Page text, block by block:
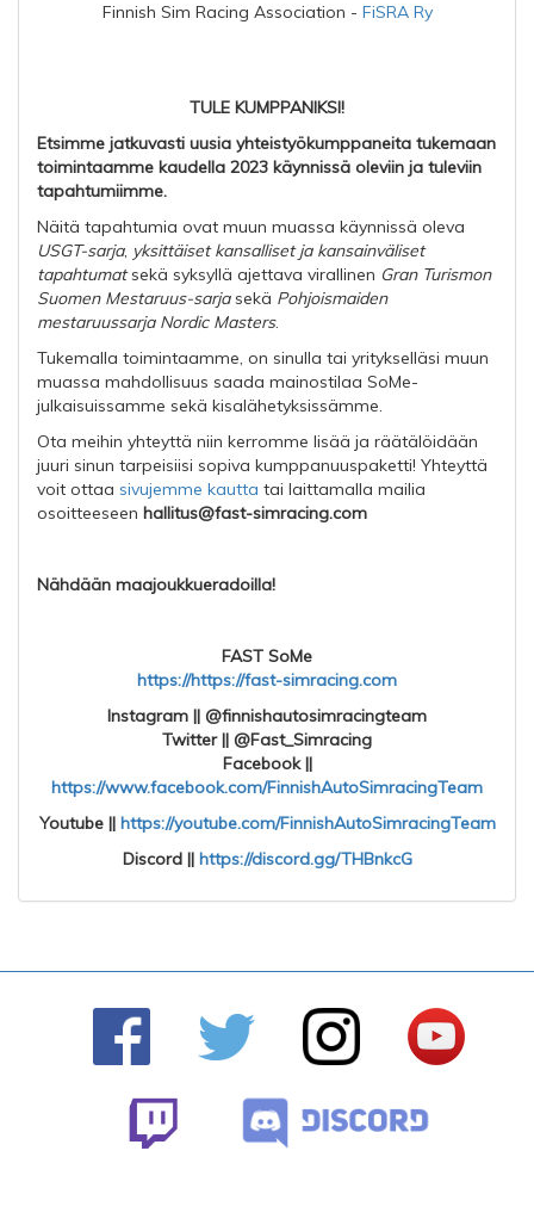
Finnish Sim Racing Association - FiSRA Ry
TULE KUMPPANIKSI!
Etsimme jatkuvasti uusia yhteistyökumppaneita tukemaan
toimintaamme kaudella 2023 käynnissä oleviin ja tuleviin
tapahtumiimme.
Näitä tapahtumia ovat muun muassa käynnissä oleva
USGT-sarja, yksittäiset kansalliset ja kansainväliset
tapahtumatsekä syksyllä ajettava virallinen Gran Turismon
Suomen Mestaruus-sarjasekä Pohjoismaiden
mestaruussarja Nordic Masters.
Tukemalla toimintaamme, on sinulla tai yritykselläsi muun
muassa mahdollisuus saada mainostilaa SoMe-
julkaisuissamme sekä kisalähetyksissämme.
Ota meihin yhteyttä niin kerromme lisää ja räätälöidään
juuri sinun tarpeisiisi sopiva kumppanuuspaketti! Yhteyttä
voit ottaa sivujemme kautta tai laittamalla mailia
osoitteeseen hallitus@fast-simracing.com
Nähdään maajoukkueradoilla!
FAST SoMe
https://https://fast-simracing.com
Instagram || @finnishautosimracingteam
Twitter || @Fast_Simracing
Facebook ||
https://www.facebook.com/FinnishAutoSimracingTeam
Youtube || https://youtube.com/FinnishAutoSimracingTeam
Discord || https://discord.gg/THBnkcG